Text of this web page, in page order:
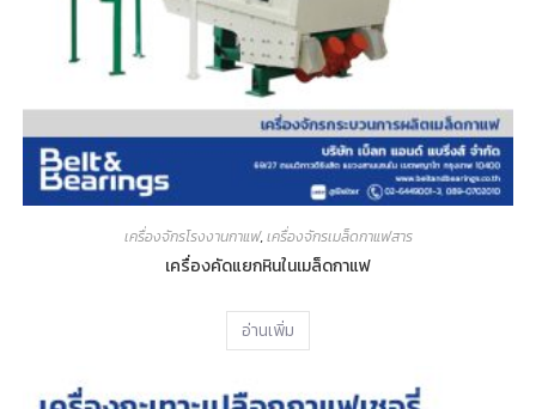
เครื่องจักรโรงงานกาแฟ,เครื่องจักรเมล็ดกาแฟสาร
เครื่องคัดแยกหินในเมล็ดกาแฟ
อ่านเพิ่ม